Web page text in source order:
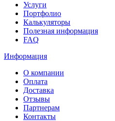
Услуги
Портфолио
Калькуляторы
Полезная информация
FAQ
Информация
О компании
Оплата
Доставка
Отзывы
Партнерам
Контакты